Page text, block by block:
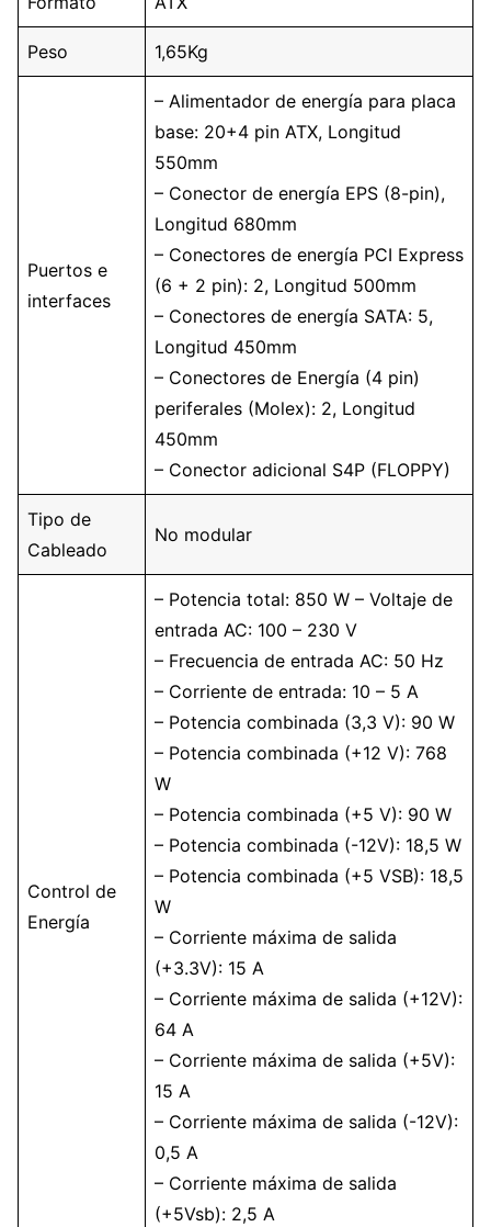
Peso 1,65Kg
Puertos e
interfaces
– Alimentador de energía para placa
base: 20+4 pin ATX, Longitud
550mm
– Conector de energía EPS (8-pin),
Longitud 680mm
– Conectores de energía PCI Express
(6 + 2 pin): 2, Longitud 500mm
– Conectores de energía SATA: 5,
Longitud 450mm
– Conectores de Energía (4 pin)
periferales (Molex): 2, Longitud
450mm
– Conector adicional S4P (FLOPPY)
Tipo de
Cableado
No modular
Control de
Energía
– Potencia total: 850 W – Voltaje de
entrada AC: 100 – 230 V
– Frecuencia de entrada AC: 50 Hz
– Corriente de entrada: 10 – 5 A
– Potencia combinada (3,3 V): 90 W
– Potencia combinada (+12 V): 768
W
– Potencia combinada (+5 V): 90 W
– Potencia combinada (-12V): 18,5 W
– Potencia combinada (+5 VSB): 18,5
W
– Corriente máxima de salida
(+3.3V): 15 A
– Corriente máxima de salida (+12V):
64 A
– Corriente máxima de salida (+5V):
15 A
– Corriente máxima de salida (-12V):
0,5 A
– Corriente máxima de salida
(+5Vsb): 2,5 A